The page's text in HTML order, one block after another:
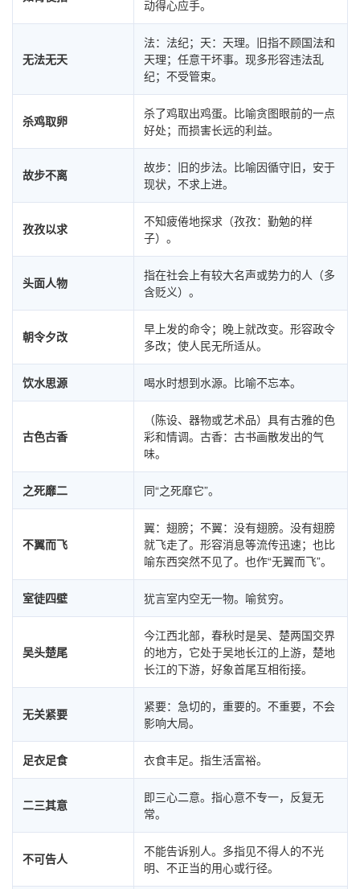
动得心应手。
无法无天
法：法纪；天：天理。旧指不顾国法和
天理；任意干坏事。现多形容违法乱
纪；不受管束。
杀鸡取卵
杀了鸡取出鸡蛋。比喻贪图眼前的一点
好处；而损害长远的利益。
故步不离
故步：旧的步法。比喻因循守旧，安于
现状，不求上进。
孜孜以求
不知疲倦地探求（孜孜：勤勉的样
子）。
头面人物
指在社会上有较大名声或势力的人（多
含贬义）。
朝令夕改
早上发的命令；晚上就改变。形容政令
多改；使人民无所适从。
饮水思源 喝水时想到水源。比喻不忘本。
古色古香
（陈设、器物或艺术品）具有古雅的色
彩和情调。古香：古书画散发出的气
味。
之死靡二 同“之死靡它”。
不翼而飞
翼：翅膀；不翼：没有翅膀。没有翅膀
就飞走了。形容消息等流传迅速；也比
喻东西突然不见了。也作“无翼而飞”。
室徒四壁 犹言室内空无一物。喻贫穷。
吴头楚尾
今江西北部，春秋时是吴、楚两国交界
的地方，它处于吴地长江的上游，楚地
长江的下游，好象首尾互相衔接。
无关紧要
紧要：急切的，重要的。不重要，不会
影响大局。
足衣足食 衣食丰足。指生活富裕。
二三其意
即三心二意。指心意不专一，反复无
常。
不可告人
不能告诉别人。多指见不得人的不光
明、不正当的用心或行径。